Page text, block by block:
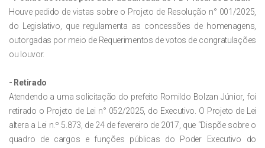
Houve pedido de vistas sobre o Projeto de Resolução n° 001/2025,
do Legislativo, que regulamenta as concessões de homenagens,
outorgadas por meio de Requerimentos de votos de congratulações
ou louvor.
- Retirado
Atendendo a uma solicitação do prefeito Romildo Bolzan Júnior, foi
retirado o Projeto de Lei n° 052/2025, do Executivo. O Projeto de Lei
altera a Lei n.º 5.873, de 24 de fevereiro de 2017, que “Dispõe sobre o
quadro de cargos e funções públicas do Poder Executivo do